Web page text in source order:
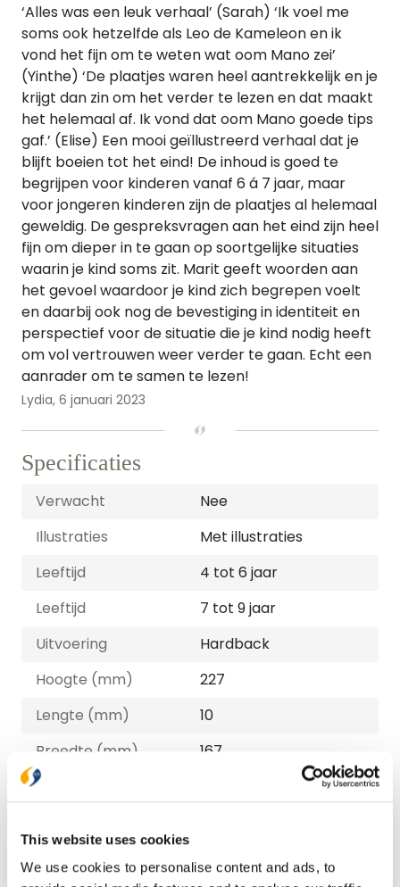
This website uses cookies
We use cookies to personalise content and ads, to
‘Alles was een leuk verhaal’ (Sarah) ‘Ik voel me
soms ook hetzelfde als Leo de Kameleon en ik
vond het fijn om te weten wat oom Mano zei’
(Yinthe) ‘De plaatjes waren heel aantrekkelijk en je
krijgt dan zin om het verder te lezen en dat maakt
het helemaal af. Ik vond dat oom Mano goede tips
gaf.’ (Elise) Een mooi geïllustreerd verhaal dat je
blijft boeien tot het eind! De inhoud is goed te
begrijpen voor kinderen vanaf 6 á 7 jaar, maar
voor jongeren kinderen zijn de plaatjes al helemaal
geweldig. De gespreksvragen aan het eind zijn heel
fijn om dieper in te gaan op soortgelijke situaties
waarin je kind soms zit. Marit geeft woorden aan
het gevoel waardoor je kind zich begrepen voelt
en daarbij ook nog de bevestiging in identiteit en
perspectief voor de situatie die je kind nodig heeft
om vol vertrouwen weer verder te gaan. Echt een
aanrader om te samen te lezen!
Lydia, 6 januari 2023
Specificaties
Verwacht
Nee
Illustraties
Met illustraties
Leeftijd
4 tot 6 jaar
Leeftijd
7 tot 9 jaar
Uitvoering
Hardback
Hoogte (mm)
227
Lengte (mm)
10
Breedte (mm)
167
Gewicht (G)